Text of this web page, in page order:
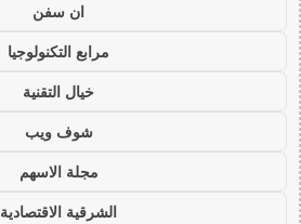
ان سفن
مرابع التكنولوجيا
خيال التقنية
شوف ويب
مجلة الاسهم
الشرقية الاقتصادية